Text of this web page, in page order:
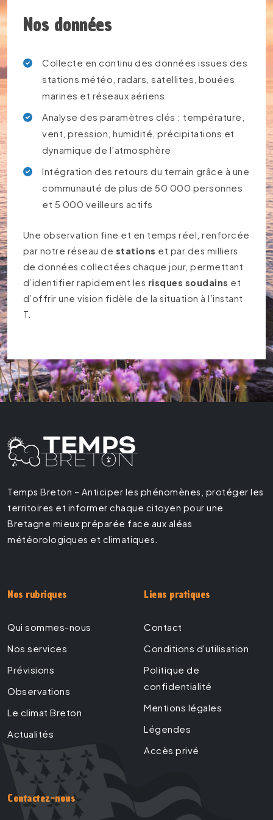
Nos données
Collecte en continu des données issues des
stations météo, radars, satellites, bouées
marines et réseaux aériens
Analyse des paramètres clés : température,
vent, pression, humidité, précipitations et
dynamique de l’atmosphère
Intégration des retours du terrain grâce à une
communauté de plus de 50 000 personnes
et 5 000 veilleurs actifs
Une observation fine et en temps réel, renforcée
par notre réseau de stations et par des milliers
de données collectées chaque jour, permettant
d’identifier rapidement les risques soudains et
d’offrir une vision fidèle de la situation à l’instant
T.
Temps Breton – Anticiper les phénomènes, protéger les
territoires et informer chaque citoyen pour une
Bretagne mieux préparée face aux aléas
météorologiques et climatiques.
Nos rubriques
Qui sommes-nous
Nos services
Prévisions
Observations
Le climat Breton
Actualités
Liens pratiques
Contact
Conditions d'utilisation
Politique de
confidentialité
Mentions légales
Légendes
Accès privé
Contactez-nous